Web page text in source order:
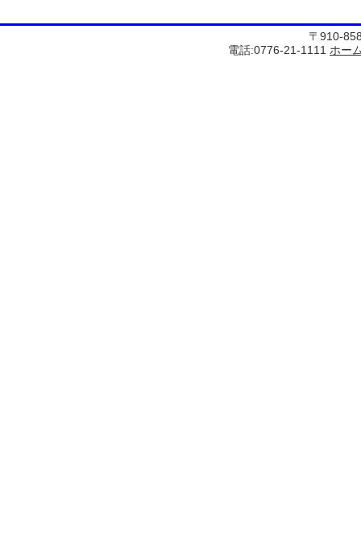
〒910-
電話:0776-21-1111 ホー